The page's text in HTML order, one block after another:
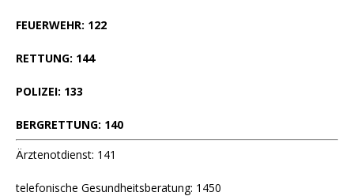
FEUERWEHR: 122
RETTUNG: 144
POLIZEI: 133
BERGRETTUNG: 140
Ärztenotdienst: 141
telefonische Gesundheitsberatung: 1450